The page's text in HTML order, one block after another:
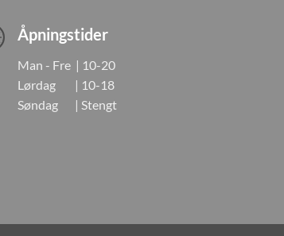
Åpningstider
Man - Fre | 10-20
Lørdag | 10-18
Søndag | Stengt